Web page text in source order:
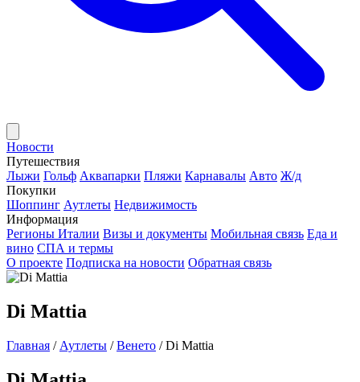
Новости
Путешествия
Лыжи Гольф Аквапарки Пляжи Карнавалы Авто Ж/д
Покупки
Шоппинг Аутлеты Недвижимость
Информация
Регионы Италии Визы и документы Мобильная связь Еда и
вино СПА и термы
О проекте Подписка на новости Обратная связь
Di Mattia
Главная / Аутлеты / Венето / Di Mattia